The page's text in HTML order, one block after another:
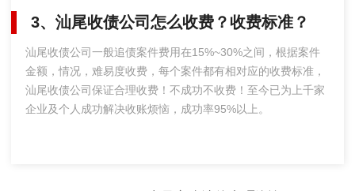
3、汕尾收债公司怎么收费？收费标准？
汕尾收债公司一般追债案件费用在15%~30%之间，根据案件
金额，情况，难易度收费，每个案件都有相对应的收费标准，
汕尾收债公司保证合理收费！不成功不收费！至今已为上千家
企业及个人成功解决收账烦恼，成功率95%以上。